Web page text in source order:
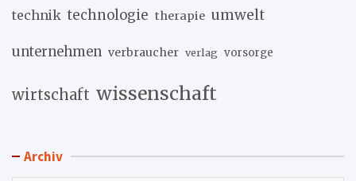
technik technologie therapie umwelt
unternehmen verbraucher verlag vorsorge
wirtschaft wissenschaft
Archiv